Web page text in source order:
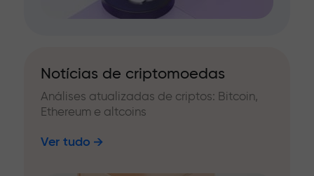
Notícias de criptomoedas
Análises atualizadas de criptos: Bitcoin,
Ethereum e altcoins
Ver tudo